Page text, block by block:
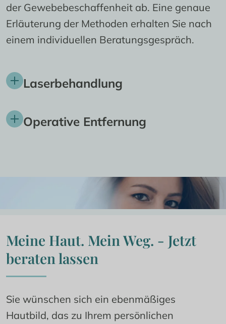
der Gewebebeschaffenheit ab. Eine genaue
Erläuterung der Methoden erhalten Sie nach
einem individuellen Beratungsgespräch.
Laserbehandlung
Mithilfe einer
Gewebe am Muttermal schonend
Operative Entfernung
lokaler Betäubung und mit mikroskopisch
kleinen Schnitten schonend heraus. Die
Wunde wird anschließend mit feinen Fäden
Diese Methode kommt vor allem bei
Hautkrebs, bei Bedarf auch in Kombination
mit einer histologischen Untersuchung, und
Meine Haut. Mein Weg. - Jetzt
beraten lassen
Sie wünschen sich ein ebenmäßiges
Hautbild, das zu Ihrem persönlichen